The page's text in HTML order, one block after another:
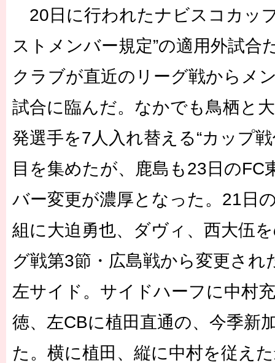
長谷川 アーリアジャスールさんがシンポジウム「気候変動から命
20日に行われたナビスコカッ
ストメンバー規定”の適用外試合
クラブが直近のリーグ戦からメ
試合に臨んだ。なかでも鳥栖と
発選手を7人入れ替える“カップ
目を集めたが、鹿島も23日のFC
バー変更が濃厚となった。21日
組に大迫勇也、ダヴィ、西大伍
グ戦第3節・広島戦から変更され
左サイド。サイドハーフに中村
徳、左CBに植田直通の、今季新
た。横に植田、縦に中村を従え